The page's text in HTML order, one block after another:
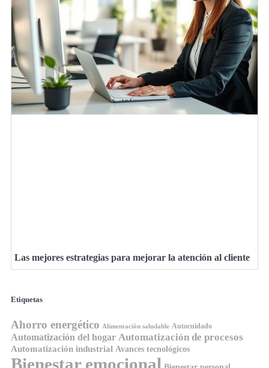
Las mejores estrategias para mejorar la atención al cliente
Etiquetas
Ahorro energético Alimentación saludable Autocuidado
Automatización del hogar Automatización de procesos
Automatización industrial Avances tecnológicos
Bienestar emocional